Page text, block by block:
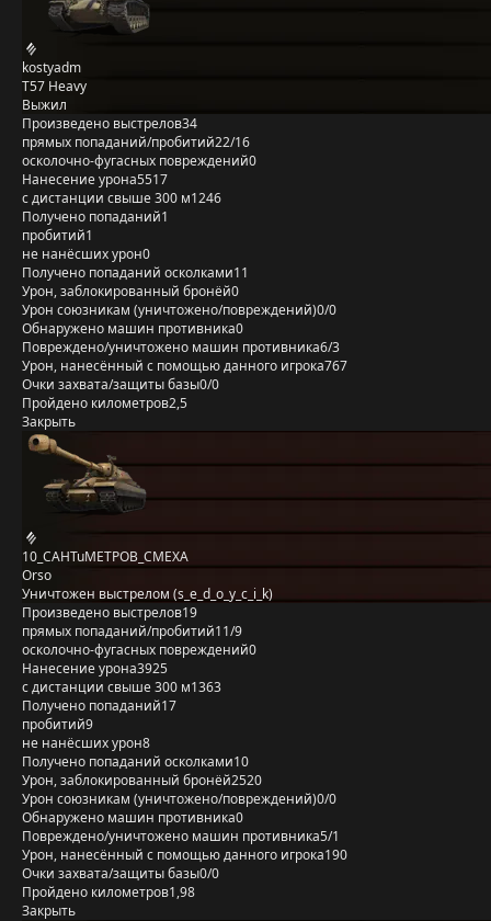
kostyadm
T57 Heavy
Выжил
Произведено выстрелов34
прямых попаданий/пробитий22/16
осколочно-фугасных повреждений0
Нанесение урона5517
с дистанции свыше 300 м1246
Получено попаданий1
пробитий1
не нанёсших урон0
Получено попаданий осколками11
Урон, заблокированный бронёй0
Урон союзникам (уничтожено/повреждений)0/0
Обнаружено машин противника0
Повреждено/уничтожено машин противника6/3
Урон, нанесённый с помощью данного игрока767
Очки захвата/защиты базы0/0
Пройдено километров2,5
Закрыть
10_CAHTuMETPOB_CMEXA
Orso
Уничтожен выстрелом (s_e_d_o_y_c_i_k)
Произведено выстрелов19
прямых попаданий/пробитий11/9
осколочно-фугасных повреждений0
Нанесение урона3925
с дистанции свыше 300 м1363
Получено попаданий17
пробитий9
не нанёсших урон8
Получено попаданий осколками10
Урон, заблокированный бронёй2520
Урон союзникам (уничтожено/повреждений)0/0
Обнаружено машин противника0
Повреждено/уничтожено машин противника5/1
Урон, нанесённый с помощью данного игрока190
Очки захвата/защиты базы0/0
Пройдено километров1,98
Закрыть